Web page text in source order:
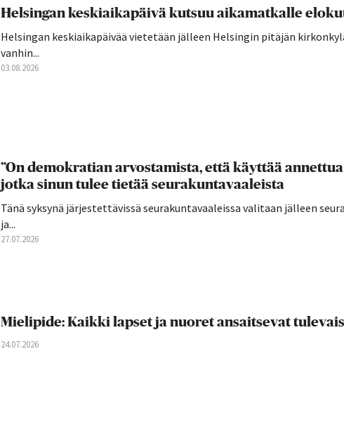
Helsingan keskiaikapäivä kutsuu aikamatkalle
Helsingan keskiaikapäivää vietetään jälleen Helsingin pitäjän
vanhin...
03.08.2026
”On demokratian arvostamista, että käyttää
jotka sinun tulee tietää seurakuntavaaleista
Tänä syksynä järjestettävissä seurakuntavaaleissa valitaan jälleen
ja...
27.07.2026
Mielipide: Kaikki lapset ja nuoret ansaitsevat
24.07.2026